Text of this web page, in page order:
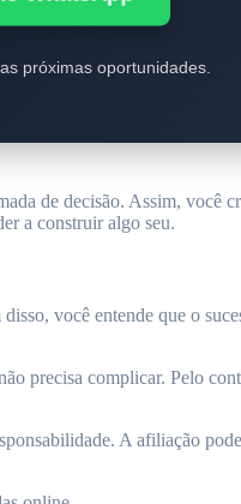
próximas oportunidades.
de decisão. Assim, você
a construir algo seu.
você entende que o
precisa complicar. Pelo
A afiliação